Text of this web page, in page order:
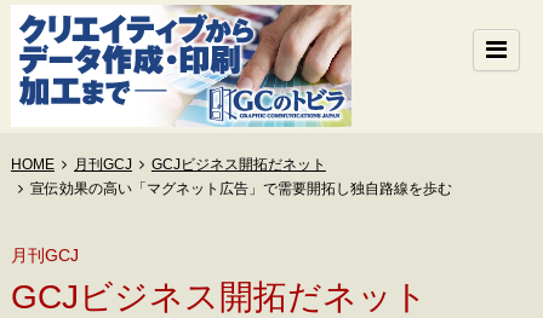
HOME 月刊GCJ
GCJビジネス開拓だネット
宣伝効果の高い「マグネット広告」で需要開拓し独自路線を歩む
月刊GCJ
GCJビジネス開拓だネット